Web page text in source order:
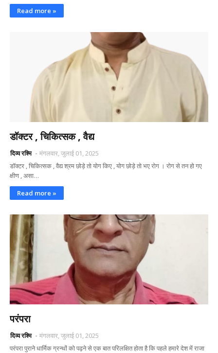
Read more »
डॉक्टर , चिकित्सक , वैद्य
दिव्य रश्मि
मंगलवार, जुलाई 01, 2025
डॉक्टर , चिकित्सक , वैद्य श्रम छोड़े तो योग किए , योग छोड़े तो भए रोग । रोग से तन हो गए
क्षीण , असा…
Read more »
परंपरा
दिव्य रश्मि
मंगलवार, जुलाई 01, 2025
परंपरा पुराने धार्मिक ग्रन्थों को पढ़ने से एक बात परिलक्षित होता है कि पहले हमारे देश में राजा